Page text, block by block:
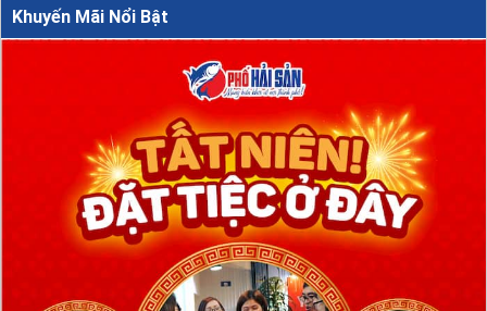
Khuyến Mãi Nổi Bật